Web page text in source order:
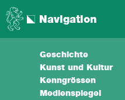
Navigation
Geschichte
Kunst und Kultur
Kenngrössen
Medienspiegel